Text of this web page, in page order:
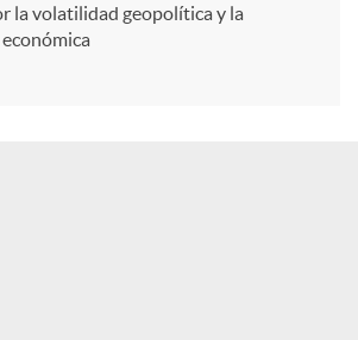
la volatilidad geopolítica y la